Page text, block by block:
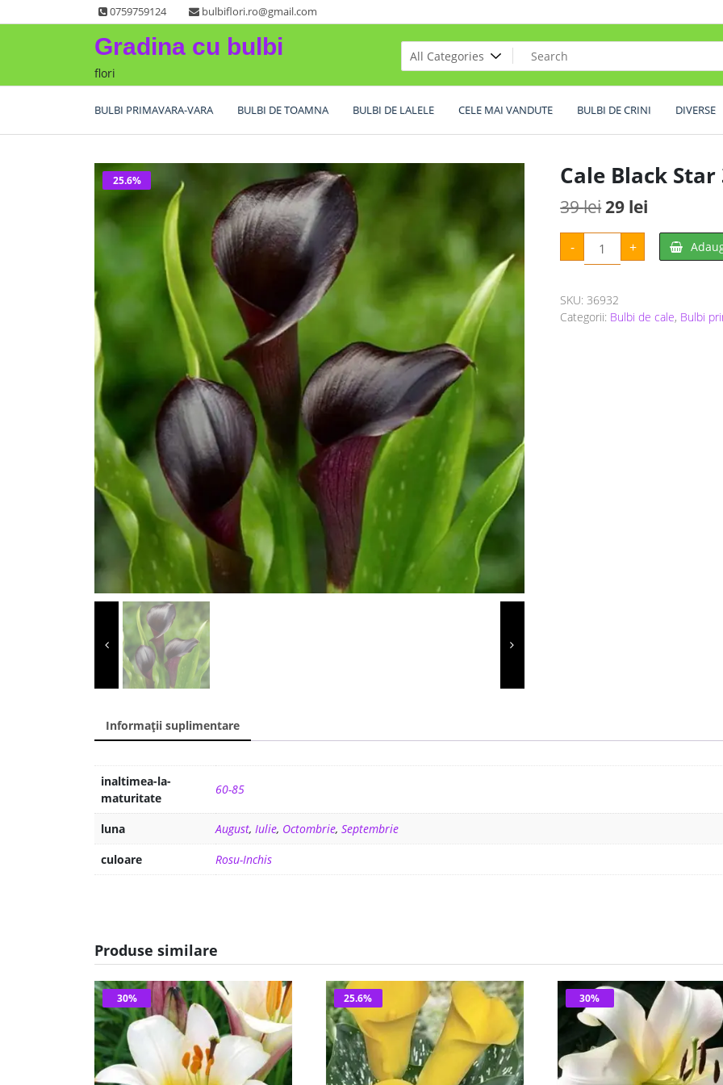
to
0759759124 bulbiflori.ro@gmail.com
Gradina cu bulbi
flori
BULBI PRIMAVARA-VARA BULBI DE TOAMNA BULBI DE LALELE CELE MAI VANDUTE BULBI DE CRINI DIVERSE
25.6% Cale Black Star
39leiPrețul
inițial
39 lei.
29 lei
curent
este:
-
Cantitate
Cale
Black
buc
+
SKU:36932
Categorii: Bulbi de cale, Bulbi
Informații suplimentare
inaltimea-la-
maturitate
60-85
luna August, Iulie, Octombrie, Septembrie
culoare
Rosu-Inchis
Produse similare
30% 25.6% 30%